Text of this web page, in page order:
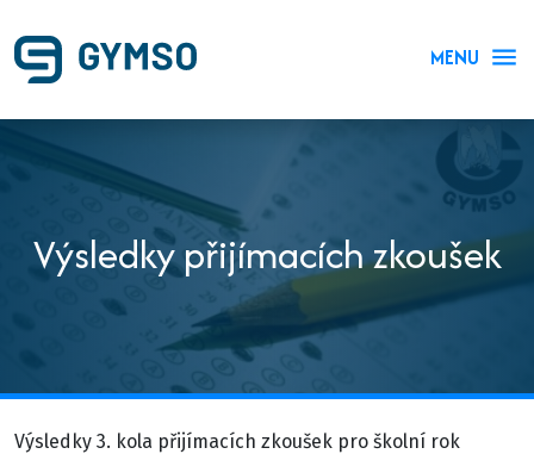
MENU
Výsledky přijímacích zkoušek
Výsledky 3. kola přijímacích zkoušek pro školní rok